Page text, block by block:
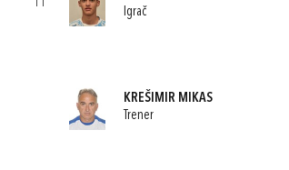
11
Igrač
KREŠIMIR MIKAS
Trener